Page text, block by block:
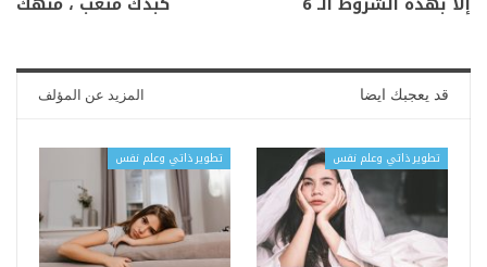
قد يعجبك ايضا المزيد عن المؤلف
تطوير ذاتي وعلم نفس تطوير ذاتي وعلم نفس